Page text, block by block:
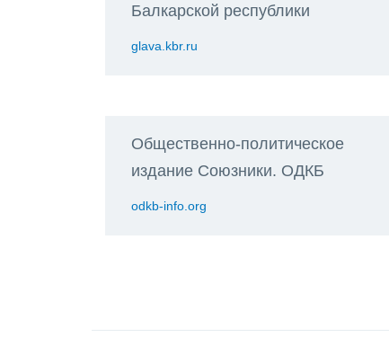
Балкарской республики
glava.kbr.ru
Общественно-политическое
издание Союзники. ОДКБ
odkb-info.org